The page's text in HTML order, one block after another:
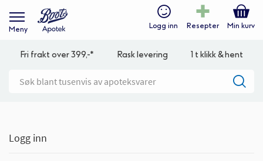
Meny Logg inn Resepter Min kurv
Fri frakt over 399,-* Rask levering 1 t klikk & hent
Logg inn